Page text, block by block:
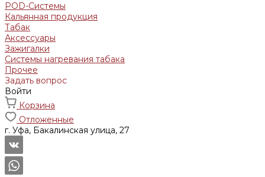
POD-Системы
Кальянная продукция
Табак
Аксессуары
Зажигалки
Системы нагревания табака
Прочее
Задать вопрос
Войти
Корзина
Отложенные
г. Уфа, Бакалинская улица, 27